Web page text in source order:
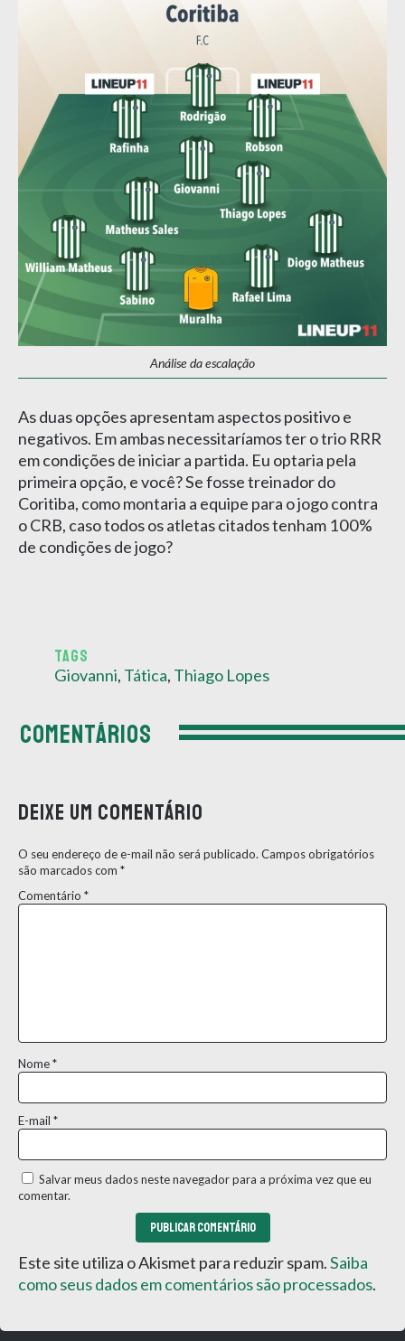
Análise da escalação
As duas opções apresentam aspectos positivo e
negativos. Em ambas necessitaríamos ter o trio RRR
em condições de iniciar a partida. Eu optaria pela
primeira opção, e você? Se fosse treinador do
Coritiba, como montaria a equipe para o jogo contra
o CRB, caso todos os atletas citados tenham 100%
de condições de jogo?
TAGS
Giovanni, Tática, Thiago Lopes
COMENTÁRIOS
Deixe um comentário
O seu endereço de e-mail não será publicado. Campos obrigatórios
são marcados com *
Comentário *
Nome*
E-mail *
Salvar meus dados neste navegador para a próxima vez que eu
comentar.
Este site utiliza o Akismet para reduzir spam.Saiba
como seus dados em comentários são processados.